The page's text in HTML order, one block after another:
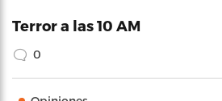
Terror a las 10 AM
0